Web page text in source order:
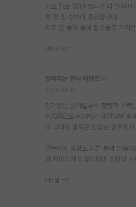
고요 Top 10만 썼다가 다 떨어지
치 핏 및 컨택이 중요합니다.
저도 운 좋게 올해 탑스쿨로 가지
대댓글 쓰기
멍때리는 한나 아렌트
인기있는 분야일수록 정량적 스
어/GRE(요구되면)가 미달되면 학
이 그래도 발목은 안잡는 경우면
글쓴이의 상황도 다른 분의 말씀
와 커미티에 어필이되면 정량적
대댓글 쓰기